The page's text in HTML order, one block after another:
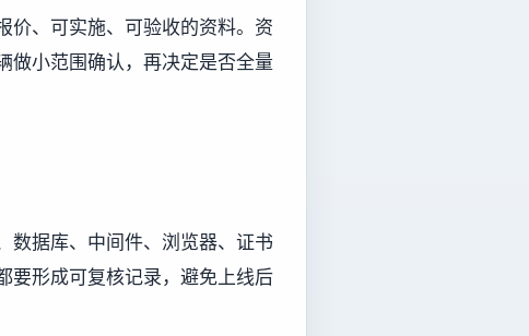
价、可实施、可验收的资料。资
做小范围确认，再决定是否全量
数据库、中间件、浏览器、证书
要形成可复核记录，避免上线后